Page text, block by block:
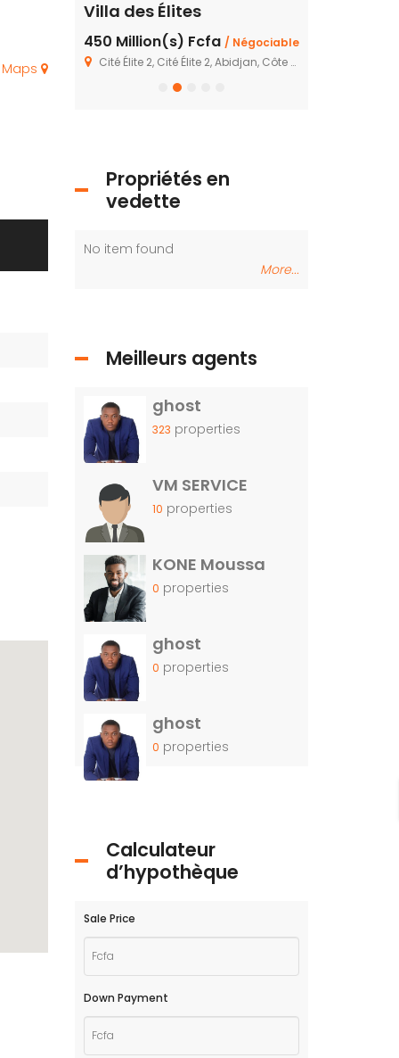
Côte d'Ivoire
Villa des Élites
450 Million(s) Fcfa / Négociable
Cité Élite 2, Cité Élite 2, Abidjan, Côte d'Ivoire
Propriétés en
vedette
No item found
More...
Meilleurs agents
ghost
323 properties
VM SERVICE
10 properties
KONE Moussa
0 properties
ghost
0 properties
ghost
0 properties
Calculateur
d’hypothèque
Sale Price
Down Payment